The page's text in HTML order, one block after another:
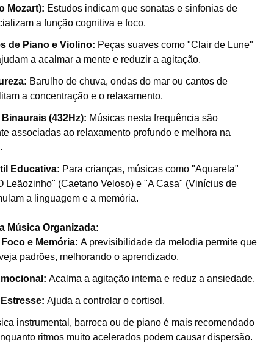
Mozart): Estudos indicam que sonatas e sinfonias de
a função cognitiva e foco.
de Piano e Violino: Peças suaves como "Clair de Lune"
a acalmar a mente e reduzir a agitação.
Barulho de chuva, ondas do mar ou cantos de
a concentração e o relaxamento.
(432Hz): Músicas nesta frequência são
associadas ao relaxamento profundo e melhora na
Educativa: Para crianças, músicas como "Aquarela"
Leãozinho" (Caetano Veloso) e "A Casa" (Vinícius de
a linguagem e a memória.
Música Organizada:
e Memória: A previsibilidade da melodia permite que
padrões, melhorando o aprendizado.
Acalma a agitação interna e reduz a ansiedade.
Ajuda a controlar o cortisol.
instrumental, barroca ou de piano é mais recomendado
ritmos muito acelerados podem causar dispersão.